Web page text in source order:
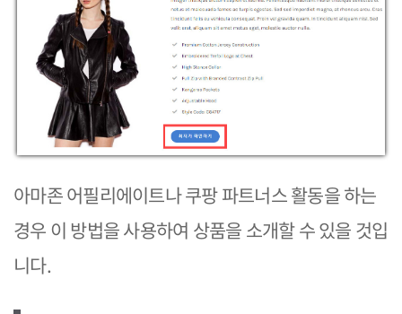
아마존 어필리에이트나 쿠팡 파트너스 활동을 하는
경우 이 방법을 사용하여 상품을 소개할 수 있을 것입
니다.